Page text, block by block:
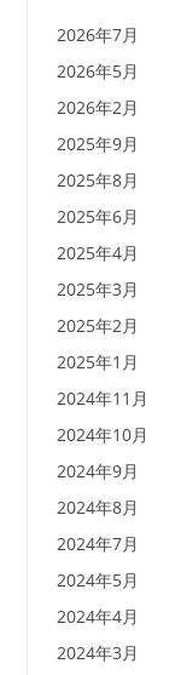
2026年7月
2026年5月
2026年2月
2025年9月
2025年8月
2025年6月
2025年4月
2025年3月
2025年2月
2025年1月
2024年11月
2024年10月
2024年9月
2024年8月
2024年7月
2024年5月
2024年4月
2024年3月